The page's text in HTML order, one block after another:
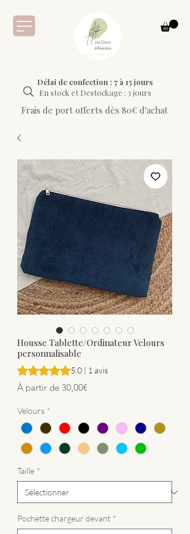
Délai de confection : 7 à 15 jours
En stock et Destockage : 3 jours
Frais de port offerts dès 80€ d'achat
Housse Tablette/Ordinateur Velours
personnalisable
La note est de 5.0 sur cinq étoiles selon 1
5.0 | 1 avis
À partir de 30,00€Prix promotionnel
Velours *
Taille *
Pochette chargeur devant *